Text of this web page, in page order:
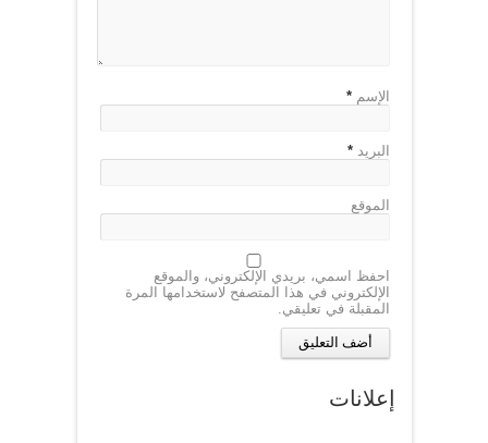
الإسم *
البريد *
الموقع
احفظ اسمي، بريدي الإلكتروني، والموقع
الإلكتروني في هذا المتصفح لاستخدامها المرة
المقبلة في تعليقي.
إعلانات